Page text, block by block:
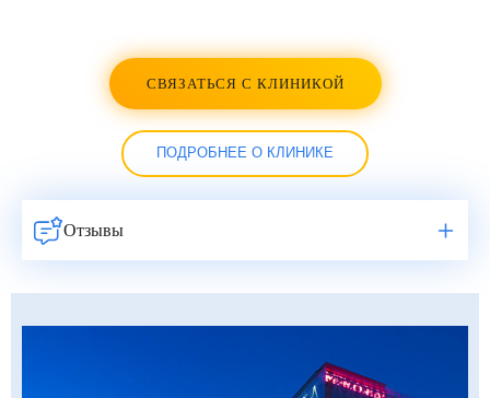
СВЯЗАТЬСЯ С КЛИНИКОЙ
ПОДРОБНЕЕ О КЛИНИКЕ
Отзывы